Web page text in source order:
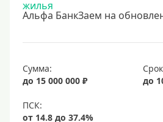
Альфа БанкЗаем на
Сумма:
до 15 000 000 ₽
до